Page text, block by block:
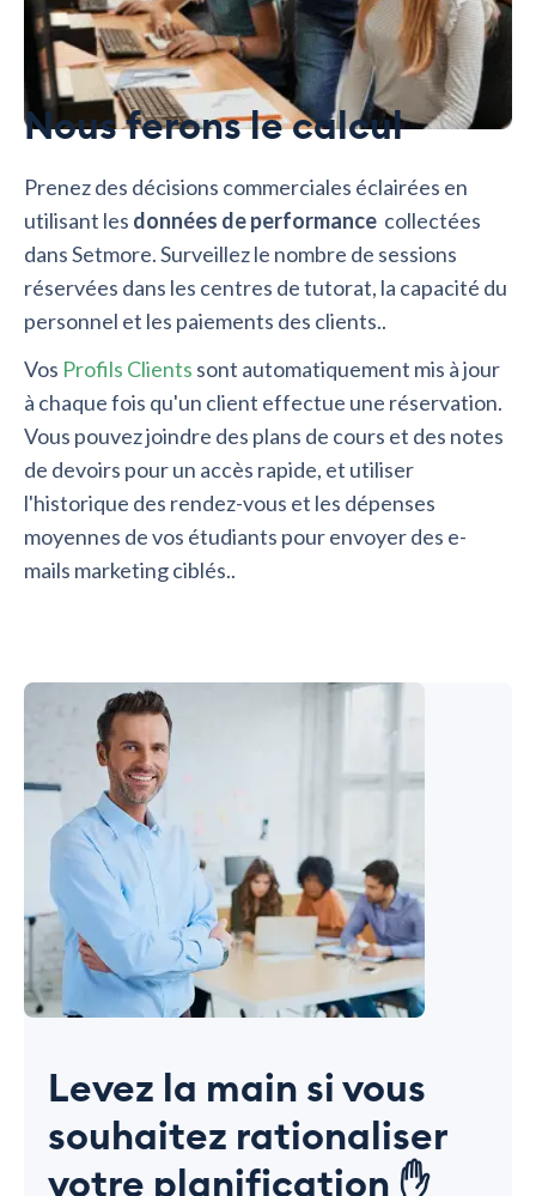
Nous ferons le calcul
Prenez des décisions commerciales éclairées en
utilisant les données de performance collectées
dans Setmore. Surveillez le nombre de sessions
réservées dans les centres de tutorat, la capacité du
personnel et les paiements des clients..
Vos Profils Clients sont automatiquement mis à jour
à chaque fois qu'un client effectue une réservation.
Vous pouvez joindre des plans de cours et des notes
de devoirs pour un accès rapide, et utiliser
l'historique des rendez-vous et les dépenses
moyennes de vos étudiants pour envoyer des e-
mails marketing ciblés..
Levez la main si vous
souhaitez rationaliser
votre planification ✋